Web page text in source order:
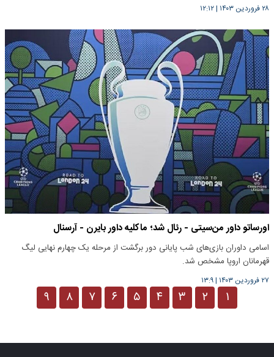
۲۸ فروردین ۱۴۰۳ |۱۲:۱۲
اورساتو داور من‌سیتی - رئال شد؛ ماکلیه داور بایرن - آرسنال
اسامی داوران بازی‌های شب پایانی دور برگشت از مرحله یک چهارم نهایی لیگ
قهرمانان اروپا مشخص شد.
۲۷ فروردین ۱۴۰۳ |۱۳:۹
۱ ۲ ۳ ۴ ۵ ۶ ۷ ۸ ۹